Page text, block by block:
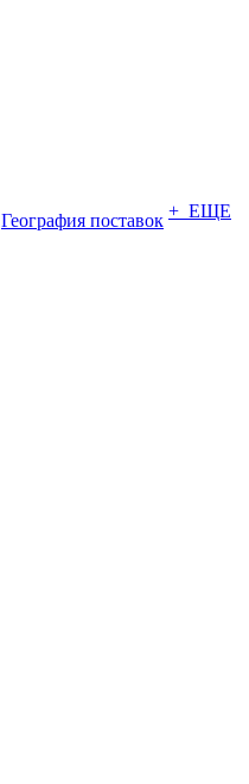
География поставок + ЕЩЕ